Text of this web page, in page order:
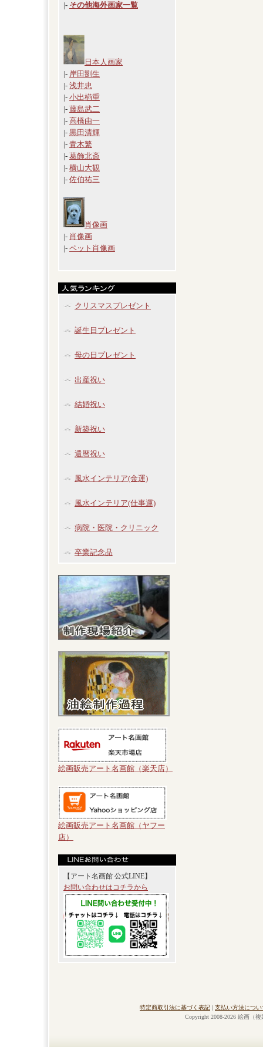
|- その他海外画家一覧
日本人画家
|- 岸田劉生
|- 浅井忠
|- 小出楢重
|- 藤島武二
|- 高橋由一
|- 黒田清輝
|- 青木繁
|- 葛飾北斎
|- 横山大観
|- 佐伯祐三
肖像画
|- 肖像画
|- ペット肖像画
クリスマスプレゼント
誕生日プレゼント
母の日プレゼント
出産祝い
結婚祝い
新築祝い
還暦祝い
風水インテリア(金運)
風水インテリア(仕事運)
病院・医院・クリニック
卒業記念品
絵画販売アート名画館（楽天店）
絵画販売アート名画館（ヤフー
店）
【アート名画館 公式LINE】
お問い合わせはコチラから
特定商取引法に基づく表記 | 支払い方法につい
Copyright 2008-2026 絵画（